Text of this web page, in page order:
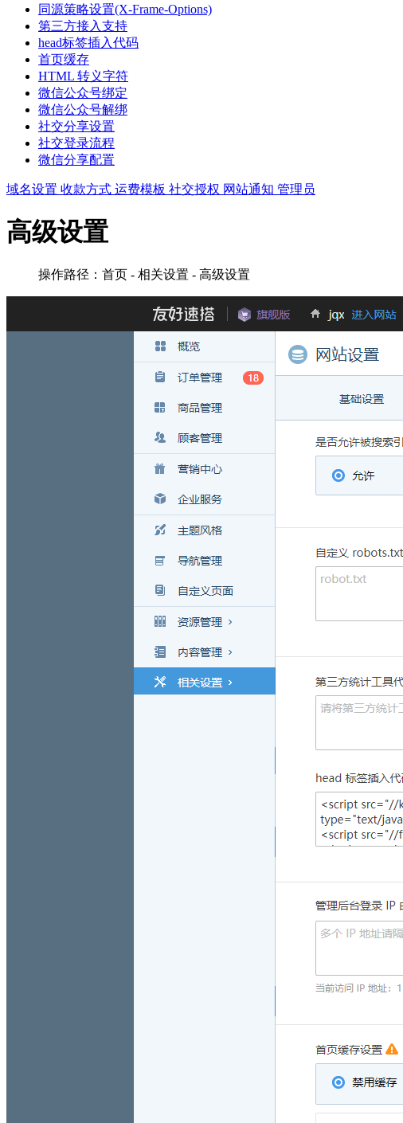
同源策略设置(X-Frame-Options)
第三方接入支持
head标签插入代码
首页缓存
HTML 转义字符
微信公众号绑定
微信公众号解绑
社交分享设置
社交登录流程
微信分享配置
域名设置 收款方式 运费模板 社交授权 网站通知 管理员
高级设置
操作路径：首页 - 相关设置 - 高级设置